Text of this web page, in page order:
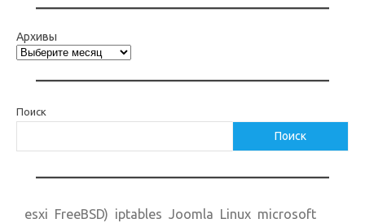
Архивы
Поиск
Поиск
esxi FreeBSD) iptables Joomla Linux microsoft